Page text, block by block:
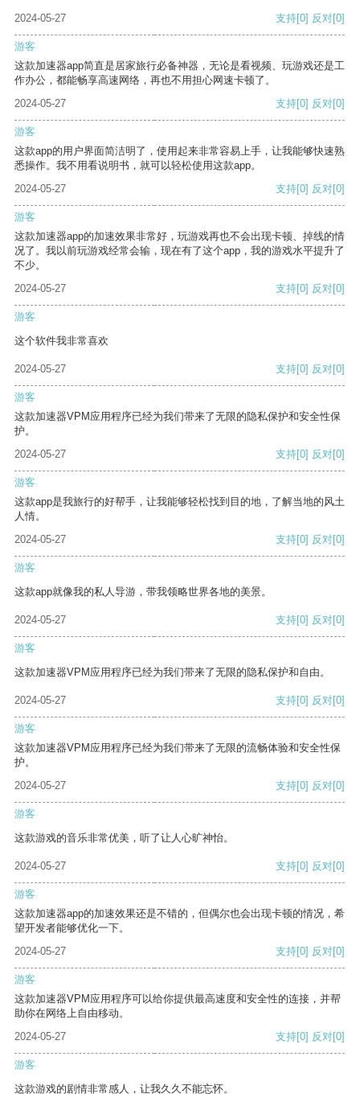
2024-05-27 支持[0] 反对[0]
游客
这款加速器app简直是居家旅行必备神器，无论是看视频、玩游戏还是工
作办公，都能畅享高速网络，再也不用担心网速卡顿了。
2024-05-27
支持[0] 反对[0]
游客
这款app的用户界面简洁明了，使用起来非常容易上手，让我能够快速熟
悉操作。我不用看说明书，就可以轻松使用这款app。
2024-05-27
支持[0] 反对[0]
游客
这款加速器app的加速效果非常好，玩游戏再也不会出现卡顿、掉线的情
况了。我以前玩游戏经常会输，现在有了这个app，我的游戏水平提升了
不少。
2024-05-27
支持[0] 反对[0]
游客
这个软件我非常喜欢
2024-05-27 支持[0] 反对[0]
游客
这款加速器VPM应用程序已经为我们带来了无限的隐私保护和安全性保
护。
2024-05-27
支持[0] 反对[0]
游客
这款app是我旅行的好帮手，让我能够轻松找到目的地，了解当地的风土
人情。
2024-05-27
支持[0] 反对[0]
游客
这款app就像我的私人导游，带我领略世界各地的美景。
2024-05-27 支持[0] 反对[0]
游客
这款加速器VPM应用程序已经为我们带来了无限的隐私保护和自由。
2024-05-27 支持[0] 反对[0]
游客
这款加速器VPM应用程序已经为我们带来了无限的流畅体验和安全性保
护。
2024-05-27
支持[0] 反对[0]
游客
这款游戏的音乐非常优美，听了让人心旷神怡。
2024-05-27 支持[0] 反对[0]
游客
这款加速器app的加速效果还是不错的，但偶尔也会出现卡顿的情况，希
望开发者能够优化一下。
2024-05-27
支持[0] 反对[0]
游客
这款加速器VPM应用程序可以给你提供最高速度和安全性的连接，并帮
助你在网络上自由移动。
2024-05-27
支持[0] 反对[0]
游客
这款游戏的剧情非常感人，让我久久不能忘怀。